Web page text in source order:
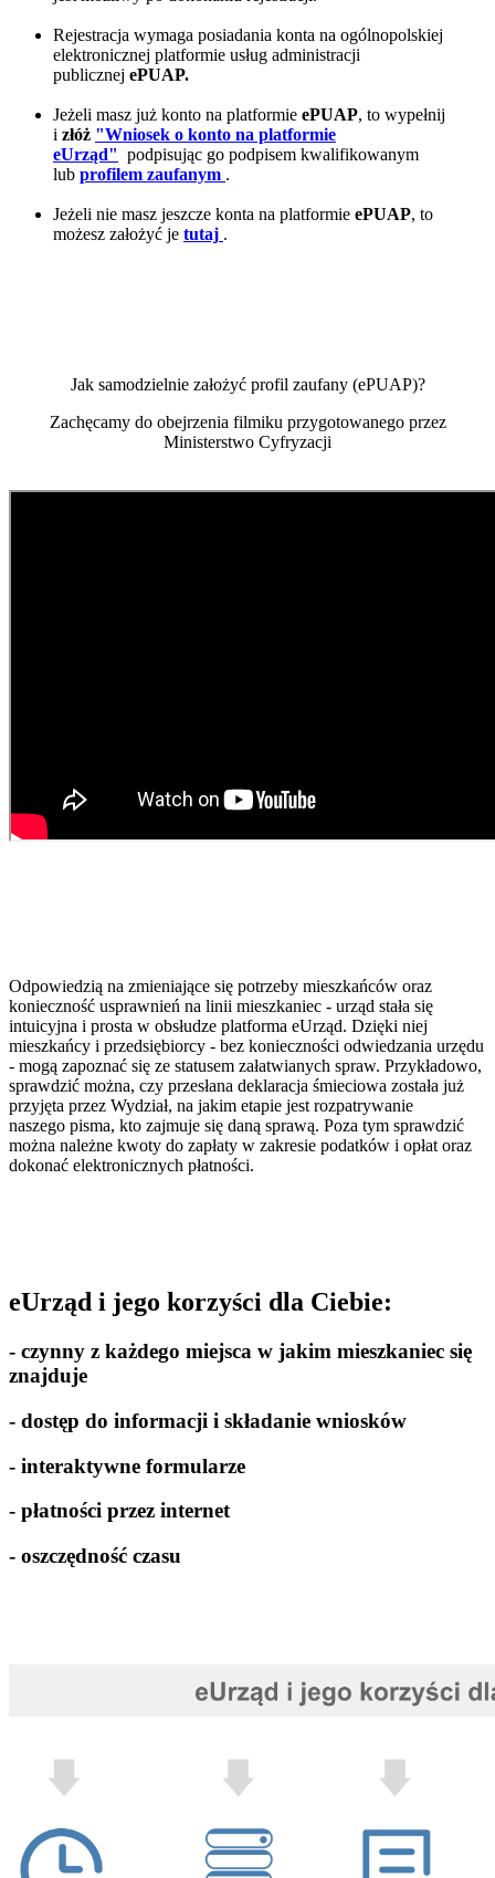
Rejestracja wymaga posiadania konta na ogólnopolskiej
elektronicznej platformie usług administracji
publicznej ePUAP.
Jeżeli masz już konto na platformie ePUAP, to wypełnij
i złóż "Wniosek o konto na platformie
eUrząd" podpisując go podpisem kwalifikowanym
lub profilem zaufanym .
Jeżeli nie masz jeszcze konta na platformie ePUAP, to
możesz założyć je tutaj .
Jak samodzielnie założyć profil zaufany (ePUAP)?
Zachęcamy do obejrzenia filmiku przygotowanego przez
Ministerstwo Cyfryzacji
Odpowiedzią na zmieniające się potrzeby mieszkańców oraz
konieczność usprawnień na linii mieszkaniec - urząd stała się
intuicyjna i prosta w obsłudze platforma eUrząd. Dzięki niej
mieszkańcy i przedsiębiorcy - bez konieczności odwiedzania urzędu
- mogą zapoznać się ze statusem załatwianych spraw. Przykładowo,
sprawdzić można, czy przesłana deklaracja śmieciowa została już
przyjęta przez Wydział, na jakim etapie jest rozpatrywanie
naszego pisma, kto zajmuje się daną sprawą. Poza tym sprawdzić
można należne kwoty do zapłaty w zakresie podatków i opłat oraz
dokonać elektronicznych płatności.
eUrząd i jego korzyści dla Ciebie:
- czynny z każdego miejsca w jakim mieszkaniec się
znajduje
- dostęp do informacji i składanie wniosków
- interaktywne formularze
- płatności przez internet
- oszczędność czasu